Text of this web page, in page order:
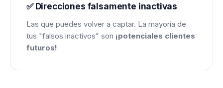
✅ Direcciones falsamente inactivas
Las que puedes volver a captar. La mayoría de
tus "falsos inactivos" son ¡potenciales clientes
futuros!